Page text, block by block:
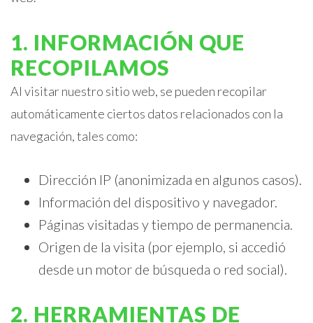
1. INFORMACIÓN QUE
RECOPILAMOS
Al visitar nuestro sitio web, se pueden recopilar
automáticamente ciertos datos relacionados con la
navegación, tales como:
Dirección IP (anonimizada en algunos casos).
Información del dispositivo y navegador.
Páginas visitadas y tiempo de permanencia.
Origen de la visita (por ejemplo, si accedió
desde un motor de búsqueda o red social).
2. HERRAMIENTAS DE